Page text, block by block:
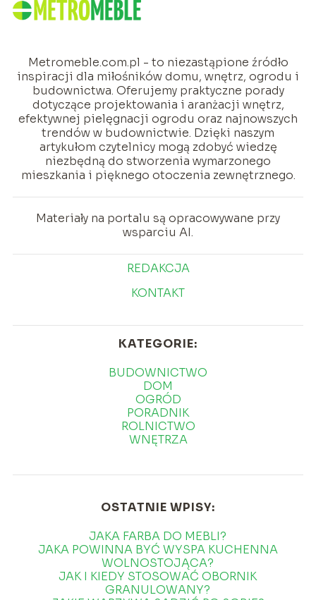
Metromeble.com.pl - to niezastąpione źródło
inspiracji dla miłośników domu, wnętrz, ogrodu i
budownictwa. Oferujemy praktyczne porady
dotyczące projektowania i aranżacji wnętrz,
efektywnej pielęgnacji ogrodu oraz najnowszych
trendów w budownictwie. Dzięki naszym
artykułom czytelnicy mogą zdobyć wiedzę
niezbędną do stworzenia wymarzonego
mieszkania i pięknego otoczenia zewnętrznego.
Materiały na portalu są opracowywane przy
wsparciu AI.
REDAKCJA
KONTAKT
KATEGORIE:
BUDOWNICTWO
DOM
OGRÓD
PORADNIK
ROLNICTWO
WNĘTRZA
OSTATNIE WPISY:
JAKA FARBA DO MEBLI?
JAKA POWINNA BYĆ WYSPA KUCHENNA
WOLNOSTOJĄCA?
JAK I KIEDY STOSOWAĆ OBORNIK
GRANULOWANY?